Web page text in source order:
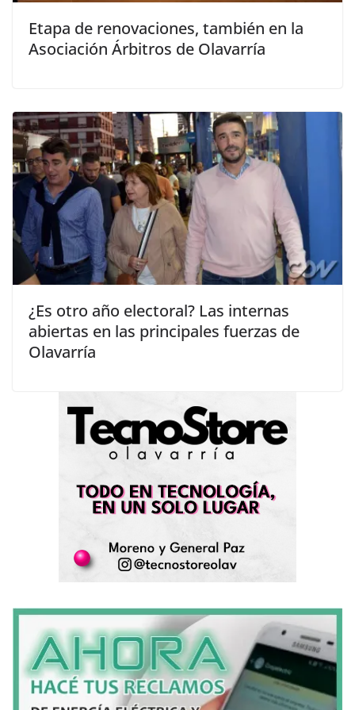
Etapa de renovaciones, también en la
Asociación Árbitros de Olavarría
¿Es otro año electoral? Las internas
abiertas en las principales fuerzas de
Olavarría